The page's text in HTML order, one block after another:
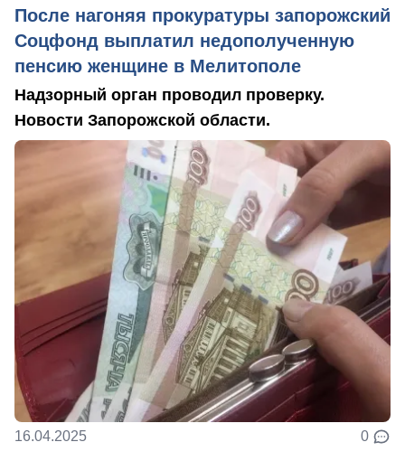
После нагоняя прокуратуры запорожский
Соцфонд выплатил недополученную
пенсию женщине в Мелитополе
Надзорный орган проводил проверку.
Новости Запорожской области.
16.04.2025 0